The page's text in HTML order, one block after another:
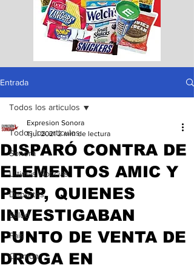
Entrada
Todos los articulos
Sonora
Ultimas Noticias
Deportes
Salud
País
Opinión
Todos los articulos
DISPARÓ CONTRA DE
ELEMENTOS AMIC Y
PESP, QUIENES
INVESTIGABAN
PUNTO DE VENTA DE
DROGA EN
Expresion Sonora
1 jul 2021 2 min de lectura